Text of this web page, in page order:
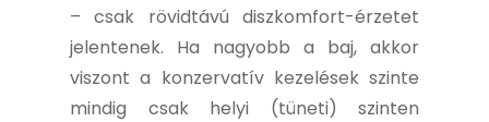
– csak rövidtávú diszkomfort-érzetet
jelentenek. Ha nagyobb a baj, akkor
viszont a konzervatív kezelések szinte
mindig csak helyi (tüneti) szinten